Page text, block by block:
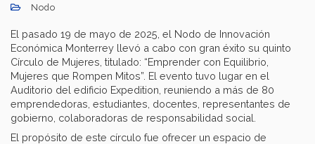
Nodo
El pasado 19 de mayo de 2025, el Nodo de Innovación
Económica Monterrey llevó a cabo con gran éxito su quinto
Círculo de Mujeres, titulado: “Emprender con Equilibrio,
Mujeres que Rompen Mitos”. El evento tuvo lugar en el
Auditorio del edificio Expedition, reuniendo a más de 80
emprendedoras, estudiantes, docentes, representantes de
gobierno, colaboradoras de responsabilidad social. ​
El propósito de este círculo fue ofrecer un espacio de